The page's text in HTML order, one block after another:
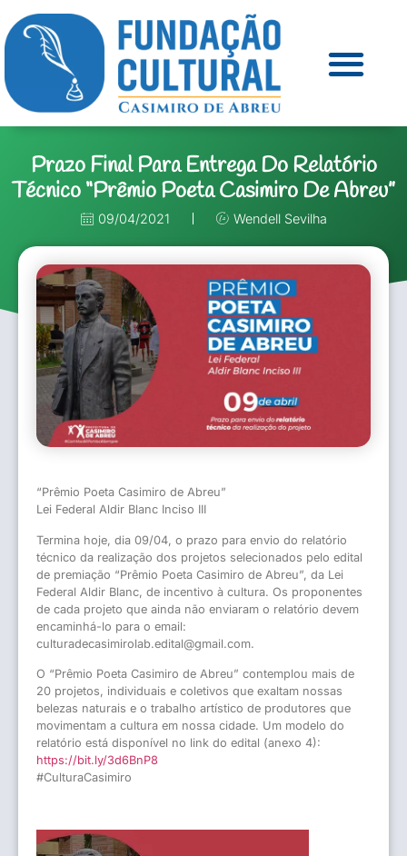
Prazo Final Para Entrega Do Relatório
Técnico “Prêmio Poeta Casimiro De Abreu”
09/04/2021 Wendell Sevilha
“Prêmio Poeta Casimiro de Abreu”
Lei Federal Aldir Blanc Inciso III
Termina hoje, dia 09/04, o prazo para envio do relatório
técnico da realização dos projetos selecionados pelo edital
de premiação “Prêmio Poeta Casimiro de Abreu”, da Lei
Federal Aldir Blanc, de incentivo à cultura. Os proponentes
de cada projeto que ainda não enviaram o relatório devem
encaminhá-lo para o email:
culturadecasimirolab.edital@gmail.com.
O “Prêmio Poeta Casimiro de Abreu” contemplou mais de
20 projetos, individuais e coletivos que exaltam nossas
belezas naturais e o trabalho artístico de produtores que
movimentam a cultura em nossa cidade. Um modelo do
relatório está disponível no link do edital (anexo 4):
https://bit.ly/3d6BnP8
#CulturaCasimiro